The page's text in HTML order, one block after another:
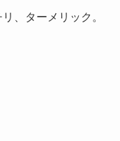
、ターメリック。